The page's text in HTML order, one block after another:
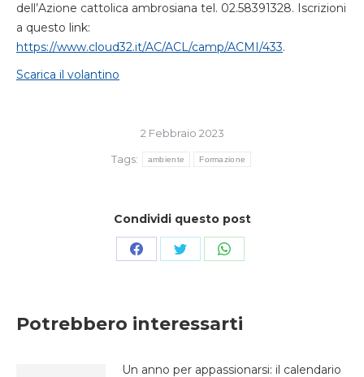
dell’Azione cattolica ambrosiana tel. 02.58391328. Iscrizioni
a questo link:
https://www.cloud32.it/AC/ACL/camp/ACMI/433.
Scarica il volantino
2 Febbraio 2023
Tags:
ambiente Formazione
Condividi questo post
CondividiCondividiCondividi
Potrebbero interessarti
Un anno per appassionarsi: il calendario